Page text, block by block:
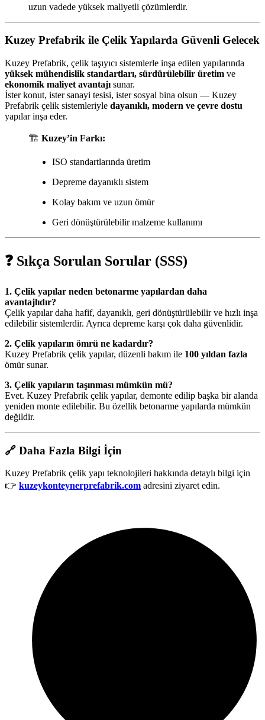
uzun vadede yüksek maliyetli çözümlerdir.
Kuzey Prefabrik ile Çelik Yapılarda Güvenli Gelecek
Kuzey Prefabrik, çelik taşıyıcı sistemlerle inşa edilen yapılarında
yüksek mühendislik standartları, sürdürülebilir üretim ve
ekonomik maliyet avantajı sunar.
İster konut, ister sanayi tesisi, ister sosyal bina olsun — Kuzey
Prefabrik çelik sistemleriyle dayanıklı, modern ve çevre dostu
yapılar inşa eder.
🏗️ Kuzey’in Farkı:
ISO standartlarında üretim
Depreme dayanıklı sistem
Kolay bakım ve uzun ömür
Geri dönüştürülebilir malzeme kullanımı
❓ Sıkça Sorulan Sorular (SSS)
1. Çelik yapılar neden betonarme yapılardan daha
avantajlıdır?
Çelik yapılar daha hafif, dayanıklı, geri dönüştürülebilir ve hızlı inşa
edilebilir sistemlerdir. Ayrıca depreme karşı çok daha güvenlidir.
2. Çelik yapıların ömrü ne kadardır?
Kuzey Prefabrik çelik yapılar, düzenli bakım ile 100 yıldan fazla
ömür sunar.
3. Çelik yapıların taşınması mümkün mü?
Evet. Kuzey Prefabrik çelik yapılar, demonte edilip başka bir alanda
yeniden monte edilebilir. Bu özellik betonarme yapılarda mümkün
değildir.
🔗 Daha Fazla Bilgi İçin
Kuzey Prefabrik çelik yapı teknolojileri hakkında detaylı bilgi için
👉 kuzeykonteynerprefabrik.com adresini ziyaret edin.